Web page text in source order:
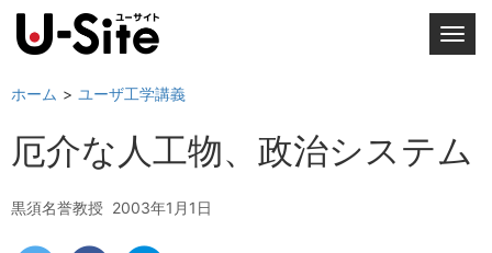
T
l
e
ホーム ユーザ工学講義
厄介な人工物、政治システム
黒須名誉教授 2003年1月1日